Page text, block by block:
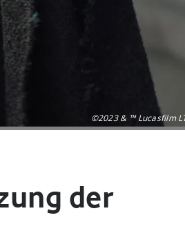
©2023 & ™ Lucasfilm
der